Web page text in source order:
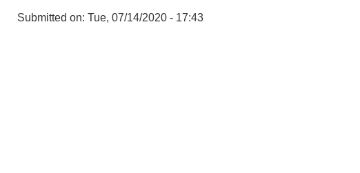
Submitted on: Tue, 07/14/2020 - 17:43